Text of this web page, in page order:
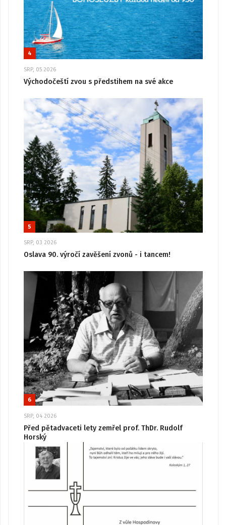
4
SRP, 05 2026
Východočeští zvou s předstihem na své akce
5
SRP, 03 2026
Oslava 90. výročí zavěšení zvonů - i tancem!
6
SRP, 04 2026
Před pětadvaceti lety zemřel prof. ThDr. Rudolf
Horský